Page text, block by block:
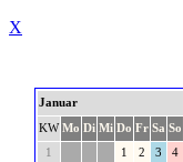
X
Januar
KW Mo Di Mi Do Fr Sa So
1
1 2 3
4